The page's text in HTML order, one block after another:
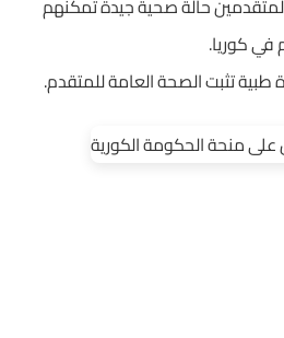
حالة صحية جيدة تمكنهم
في كوريا.
تثبت الصحة العامة للمتقدم.